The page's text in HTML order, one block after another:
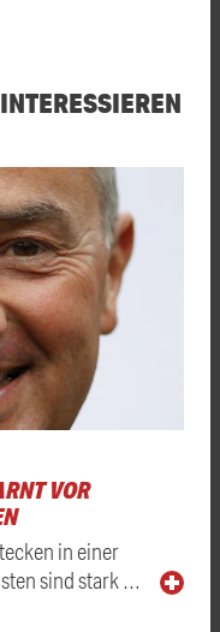
VOR
in einer
sind stark …